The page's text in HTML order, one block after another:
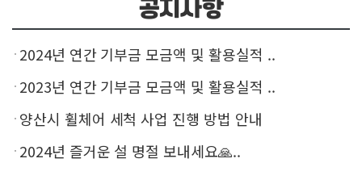
공지사항
2024년 연간 기부금 모금액 및 활용실적 ..
2023년 연간 기부금 모금액 및 활용실적 ..
양산시 휠체어 세척 사업 진행 방법 안내
2024년 즐거운 설 명절 보내세요🙏..